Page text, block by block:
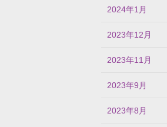
2024年1月
2023年12月
2023年11月
2023年9月
2023年8月